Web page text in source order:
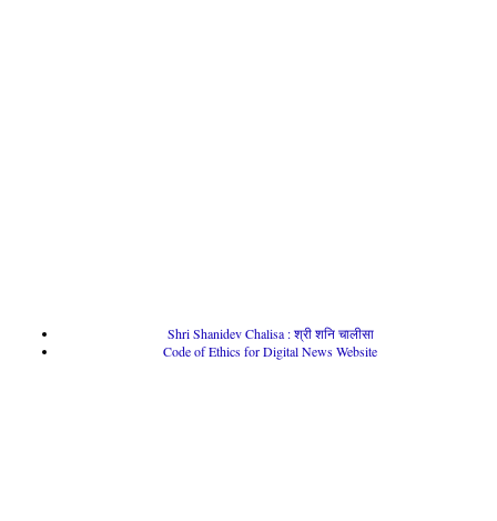
Shri Shanidev Chalisa : श्री शनि चालीसा
Code of Ethics for Digital News Website